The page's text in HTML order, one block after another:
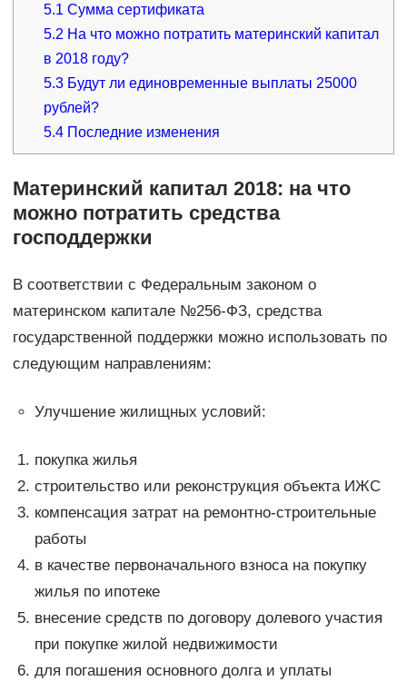
5.1 Сумма сертификата
5.2 На что можно потратить материнский капитал
в 2018 году?
5.3 Будут ли единовременные выплаты 25000
рублей?
5.4 Последние изменения
Материнский капитал 2018: на что
можно потратить средства
господдержки
В соответствии с Федеральным законом о
материнском капитале №256-ФЗ, средства
государственной поддержки можно использовать по
следующим направлениям:
Улучшение жилищных условий:
покупка жилья
строительство или реконструкция объекта ИЖС
компенсация затрат на ремонтно-строительные
работы
в качестве первоначального взноса на покупку
жилья по ипотеке
внесение средств по договору долевого участия
при покупке жилой недвижимости
для погашения основного долга и уплаты